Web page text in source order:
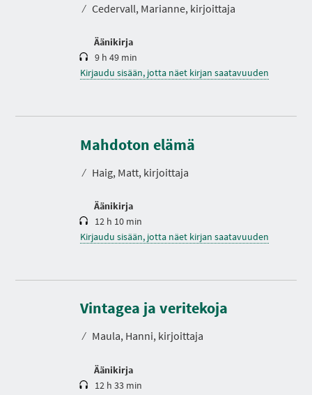
⁄ Cedervall, Marianne, kirjoittaja
Äänikirja
9 h 49 min
Kirjaudu sisään, jotta näet kirjan saatavuuden
Mahdoton elämä
⁄ Haig, Matt, kirjoittaja
Äänikirja
K
s
t
12 h 10 min
Kirjaudu sisään, jotta näet kirjan saatavuuden
Vintagea ja veritekoja
⁄ Maula, Hanni, kirjoittaja
Äänikirja
K
s
t
12 h 33 min